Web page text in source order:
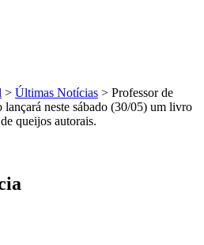
> Últimas Notícias > Professor de
neste sábado (30/05) um livro
queijos autorais.